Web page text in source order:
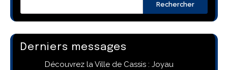
Rechercher
Derniers messages
Découvrez la Ville de Cassis : Joyau